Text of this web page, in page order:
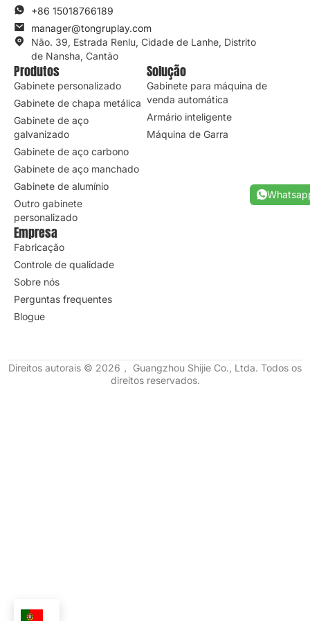
+86 15018766189
manager@tongruplay.com
Não. 39, Estrada Renlu, Cidade de Lanhe, Distrito
de Nansha, Cantão
Produtos
Gabinete personalizado
Gabinete de chapa metálica
Gabinete de aço
galvanizado
Gabinete de aço carbono
Gabinete de aço manchado
Gabinete de alumínio
Outro gabinete
personalizado
Solução
Gabinete para máquina de
venda automática
Armário inteligente
Máquina de Garra
Empresa
Fabricação
Controle de qualidade
Sobre nós
Perguntas frequentes
Blogue
Direitos autorais © 2026， Guangzhou Shijie Co., Ltda. Todos os
direitos reservados.